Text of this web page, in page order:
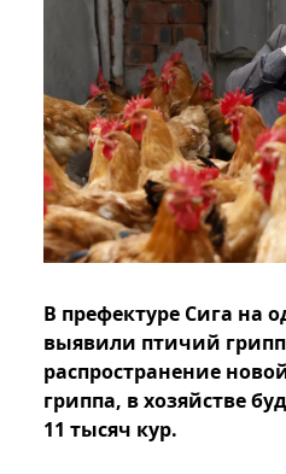
В префектуре Сига на
выявили птичий
распространение
гриппа, в хозяйстве
11 тысяч кур.